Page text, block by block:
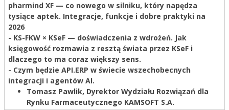
pharmind XF — co nowego w silniku, który napędza
tysiące aptek. Integracje, funkcje i dobre praktyki na
2026
- KS-FKW × KSeF — doświadczenia z wdrożeń. Jak
księgowość rozmawia z resztą świata przez KSeF i
dlaczego to ma coraz większy sens.
- Czym będzie API.ERP w świecie wszechobecnych
integracji i agentów AI.
Tomasz Pawlik, Dyrektor Wydziału Rozwiązań dla
Rynku Farmaceutycznego KAMSOFT S.A.